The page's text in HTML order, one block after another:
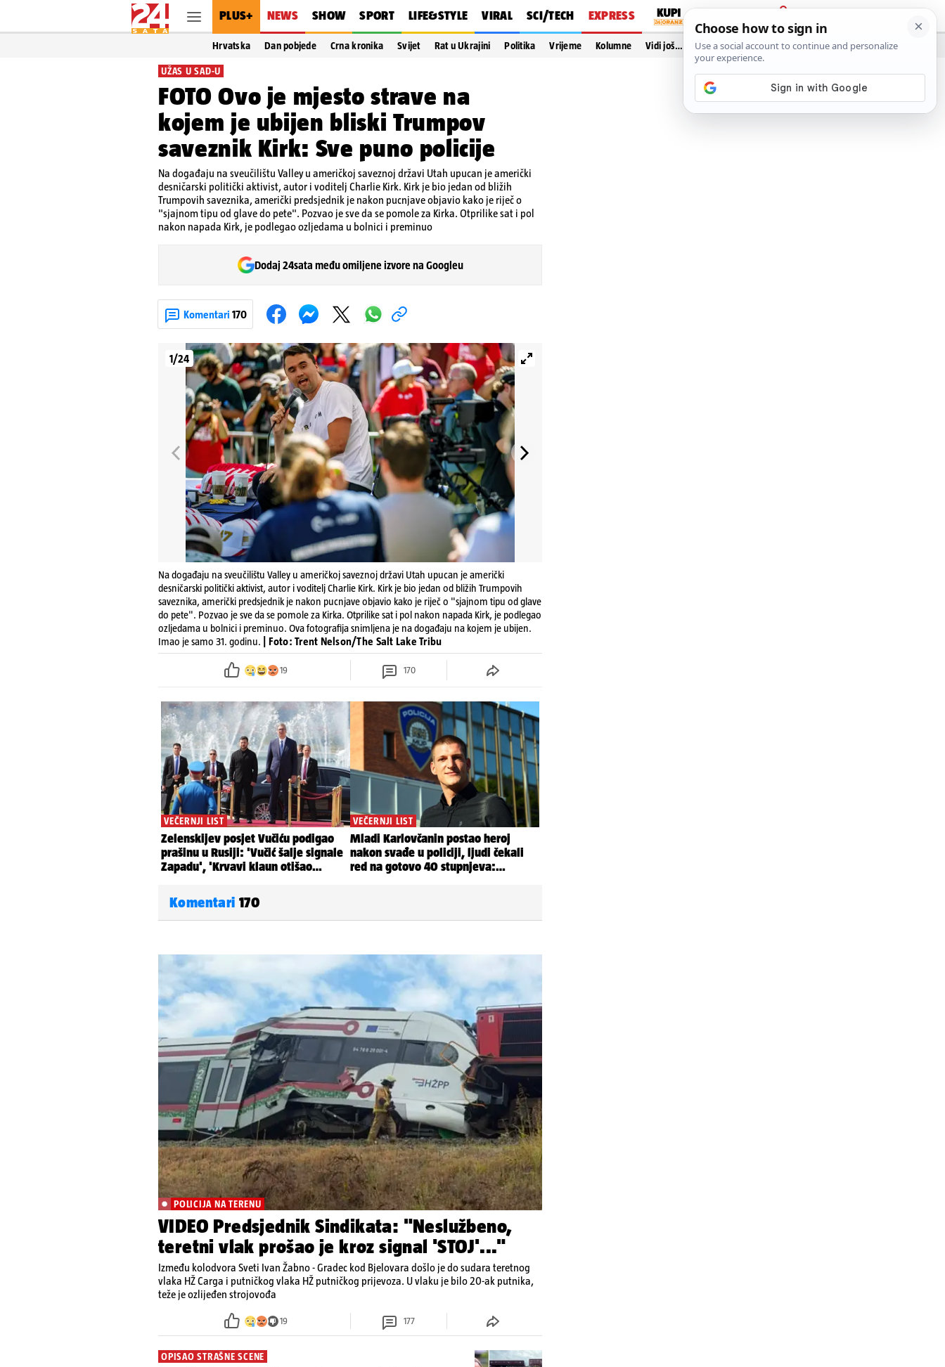
PLUS+ NEWS SHOW SPORT LIFE&STYLE VIRAL SCI/TECH EXPRESS
PRIJAVA
Hrvatska Dan pobjede Crna kronika Svijet Rat u Ukrajini Politika Vrijeme Kolumne Vidi još…
UŽAS U SAD-U
FOTO Ovo je mjesto strave na
kojem je ubijen bliski Trumpov
saveznik Kirk: Sve puno policije
Na događaju na sveučilištu Valley u američkoj saveznoj državi Utah upucan je američki
desničarski politički aktivist, autor i voditelj Charlie Kirk. Kirk je bio jedan od bližih
Trumpovih saveznika, američki predsjednik je nakon pucnjave objavio kako je riječ o
"sjajnom tipu od glave do pete". Pozvao je sve da se pomole za Kirka. Otprilike sat i pol
nakon napada Kirk, je podlegao ozljedama u bolnici i preminuo
Dodaj 24sata među omiljene izvore na Googleu
Komentari 170
1/24
Na događaju na sveučilištu Valley u američkoj saveznoj državi Utah upucan je američki
desničarski politički aktivist, autor i voditelj Charlie Kirk. Kirk je bio jedan od bližih Trumpovih
saveznika, američki predsjednik je nakon pucnjave objavio kako je riječ o "sjajnom tipu od glave
do pete". Pozvao je sve da se pomole za Kirka. Otprilike sat i pol nakon napada Kirk, je podlegao
ozljedama u bolnici i preminuo. Ova fotografija snimljena je na događaju na kojem je ubijen.
Imao je samo 31. godinu.
| Foto: Trent Nelson/The Salt Lake Tribu
19 170
Komentari 170
POLICIJA NA TERENU
VIDEO Predsjednik Sindikata: "Neslužbeno,
teretni vlak prošao je kroz signal 'STOJ'..."
Između kolodvora Sveti Ivan Žabno - Gradec kod Bjelovara došlo je do sudara teretnog
vlaka HŽ Carga i putničkog vlaka HŽ putničkog prijevoza. U vlaku je bilo 20-ak putnika,
teže je ozlijeđen strojovođa
19 177
OPISAO STRAŠNE SCENE